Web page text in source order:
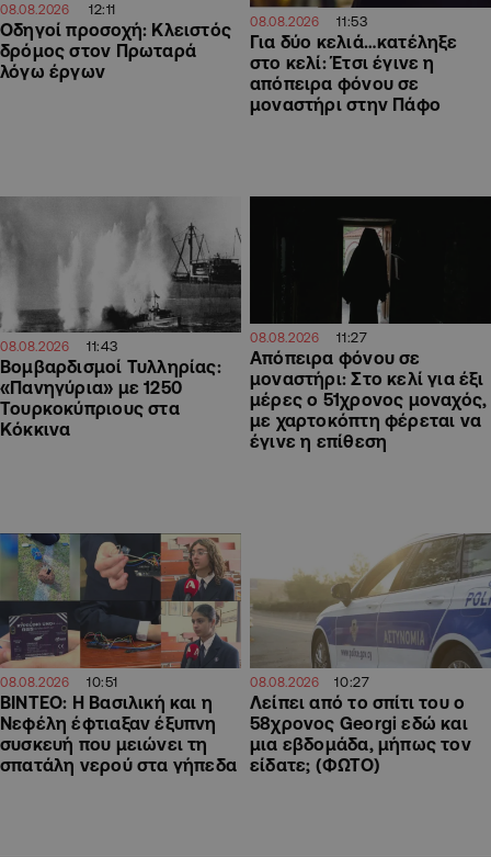
08.08.2026 12:11
Οδηγοί προσοχή: Κλειστός
δρόμος στον Πρωταρά
λόγω έργων
08.08.2026 11:53
Για δύο κελιά…κατέληξε
στο κελί: Έτσι έγινε η
απόπειρα φόνου σε
μοναστήρι στην Πάφο
08.08.2026 11:43
Βομβαρδισμοί Τυλληρίας:
«Πανηγύρια» με 1250
Τουρκοκύπριους στα
Κόκκινα
08.08.2026 11:27
Απόπειρα φόνου σε
μοναστήρι: Στο κελί για έξι
μέρες ο 51χρονος μοναχός,
με χαρτοκόπτη φέρεται να
έγινε η επίθεση
08.08.2026 10:51
ΒΙΝΤΕΟ: Η Βασιλική και η
Νεφέλη έφτιαξαν έξυπνη
συσκευή που μειώνει τη
σπατάλη νερού στα γήπεδα
08.08.2026 10:27
Λείπει από το σπίτι του ο
58χρονος Georgi εδώ και
μια εβδομάδα, μήπως τον
είδατε; (ΦΩΤΟ)